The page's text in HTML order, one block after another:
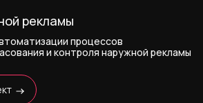
рекламы
процессов
и контроля наружной рекламы